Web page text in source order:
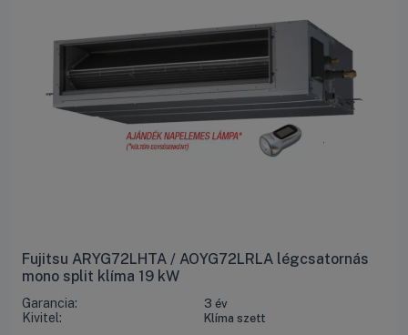
Fujitsu ARYG72LHTA / AOYG72LRLA légcsatornás
mono split klíma 19 kW
Garancia: 3 év
Kivitel: Klíma szett